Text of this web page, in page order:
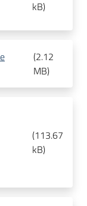
kB)
(2.12
MB)
(113.67
kB)